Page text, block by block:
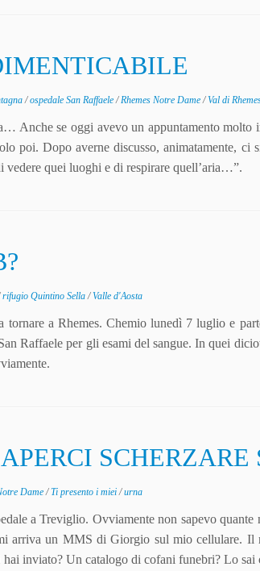
/ospedale San Raffaele/Rhemes Notre Dame/Val di
Anche se oggi avevo un appuntamento
poi. Dopo averne discusso, animatamente, ci
quei luoghi e di respirare quell’aria…”.
rifugio Quintino Sella/Valle d'Aosta
a Rhemes. Chemio lunedì 7 luglio e
Raffaele per gli esami del sangue. In quei
SCHERZARE
Dame/Ti presento i miei/urna
a Treviglio. Ovviamente non sapevo
arriva un MMS di Giorgio sul mio cellulare. Il
inviato? Un catalogo di cofani funebri? Lo sai